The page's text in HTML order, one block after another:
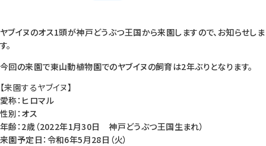
ヤブイヌのオス1頭が神戸どうぶつ王国から来園しますので、お知らせしま
す。
今回の来園で東山動植物園でのヤブイヌの飼育は2年ぶりとなります。
【来園するヤブイヌ】
愛称：ヒロマル
性別：オス
年齢：2歳（2022年1月30日 神戸どうぶつ王国生まれ）
来園予定日：令和6年5月28日（火）